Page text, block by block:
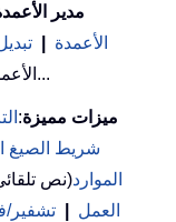
مدير
الأعمدة
...
ميزات مميزة:
شريط الصيغ
الموارد(نص
العمل
تشفير/